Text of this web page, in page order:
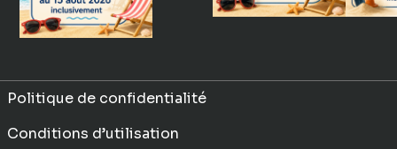
Politique de confidentialité
Conditions d’utilisation